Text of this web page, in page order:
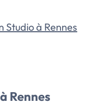
Studio à Rennes
Rennes